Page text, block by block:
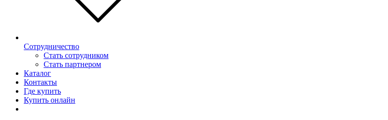
Сотрудничество
Стать сотрудником
Стать партнером
Каталог
Контакты
Где купить
Купить онлайн